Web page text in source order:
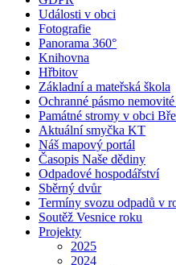
Události v obci
Fotografie
Panorama 360°
Knihovna
Hřbitov
Základní a mateřská škola
Ochranné pásmo
Památné stromy v obci
Aktuální smyčka KT
Náš mapový portál
Časopis Naše dědiny
Odpadové hospodářství
Sběrný dvůr
Termíny svozu odpadů v
Soutěž Vesnice roku
Projekty
2025
2024